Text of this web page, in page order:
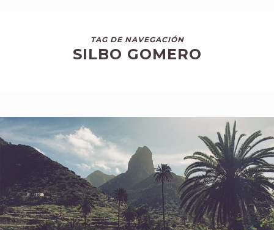
TAG DE NAVEGACIÓN
SILBO GOMERO